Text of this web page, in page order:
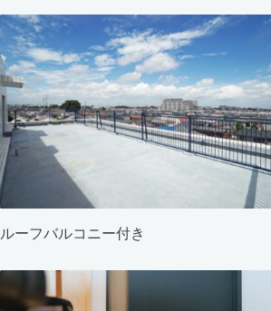
ルーフバルコニー付き